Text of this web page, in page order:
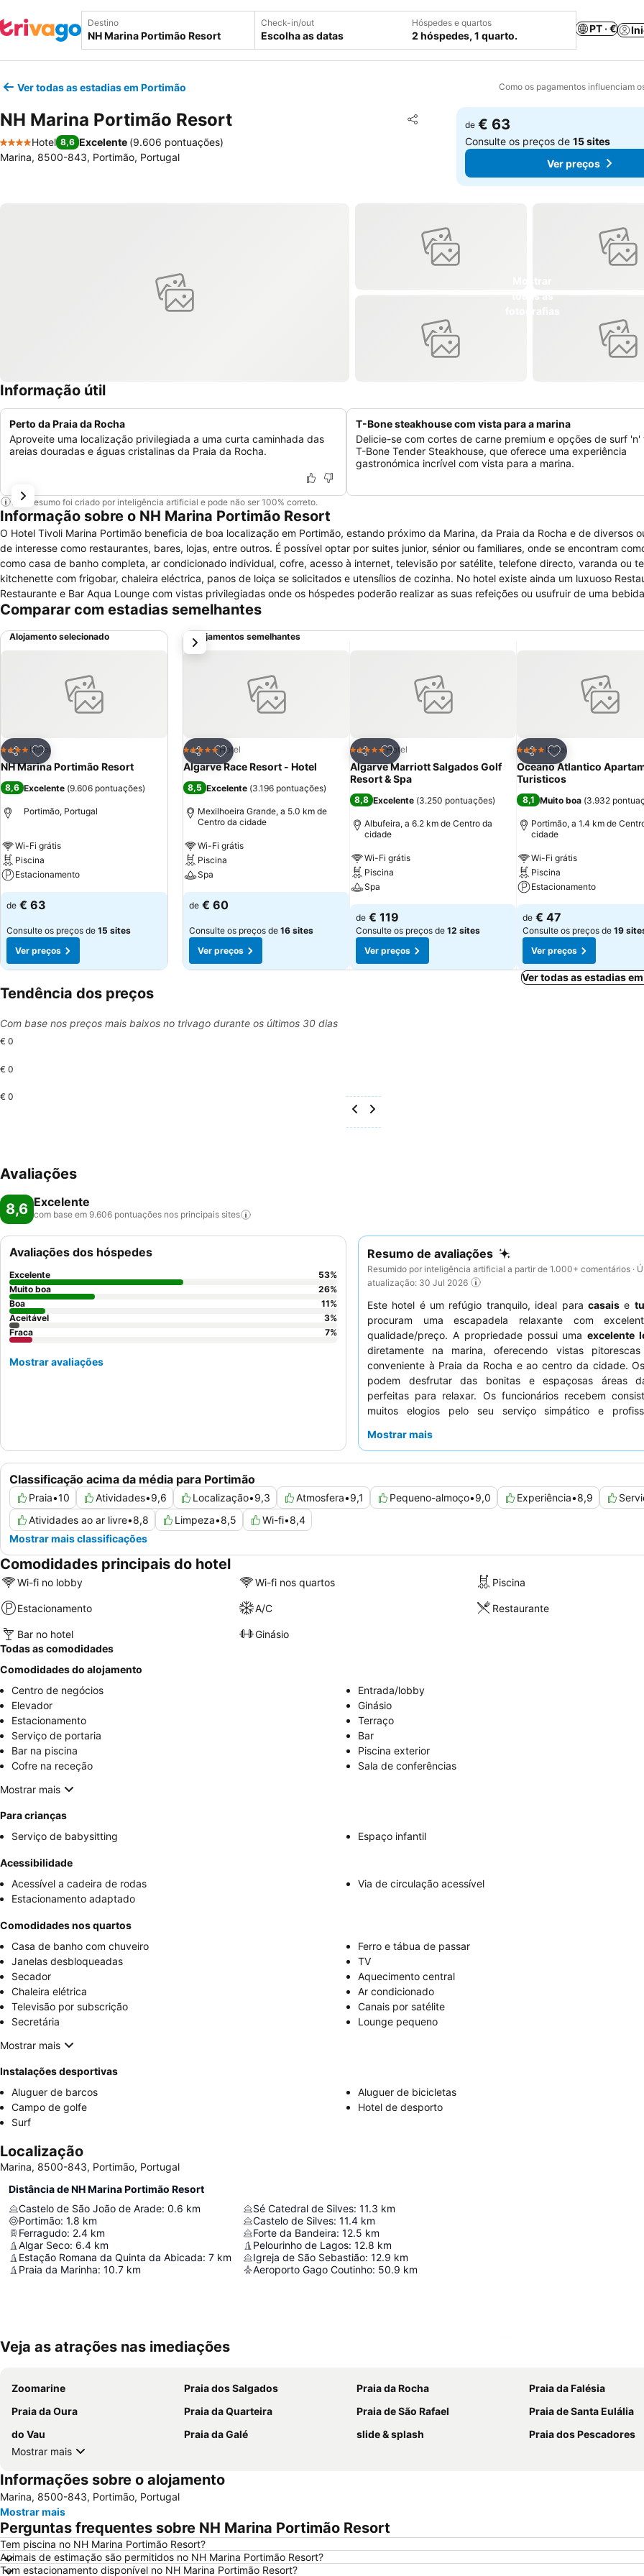
Destino Check-in/out
Escolha as datas
Hóspedes e quartos
2 hóspedes, 1 quarto.
PT · €
Ver todas as estadias em Portimão Como os pagamentos influenciam
NH Marina Portimão Resort Partilhar
Adicionar aos favoritos
4 Estrelas
Hotel 8,6 Excelente (9.606 pontuações)
Marina, 8500-843, Portimão, Portugal
de € 63
Consulte os preços de15 sites
Ver preços
Informação útil
Perto da Praia da Rocha
Aproveite uma localização privilegiada a uma curta caminhada das
areias douradas e águas cristalinas da Praia da Rocha.
T-Bone steakhouse com vista para a marina
Delicie-se com cortes de carne premium e opções de surf 'n'
T-Bone Tender Steakhouse, que oferece uma experiência
gastronómica incrível com vista para a marina.
Este resumo foi criado por inteligência artificial e pode não ser 100% correto.
Informação sobre o NH Marina Portimão Resort
O Hotel Tivoli Marina Portimão beneficia de boa localização em Portimão, estando próximo da Marina, da Praia da Rocha e de diversos
de interesse como restaurantes, bares, lojas, entre outros. É possível optar por suites junior, sénior ou familiares, onde se encontram
como casa de banho completa, ar condicionado individual, cofre, acesso à internet, televisão por satélite, telefone directo, varanda ou
kitchenette com frigobar, chaleira eléctrica, panos de loiça se solicitados e utensílios de cozinha. No hotel existe ainda um luxuoso
Restaurante e Bar Aqua Lounge com vistas privilegiadas onde os hóspedes poderão realizar as suas refeições ou usufruir de uma
hóspedes poderão ainda usufruir de outras comodidades e serviços no hotel como business center, serviços de T/Experiences, parque de
ginásio e praia em frente ao hotel.
Comparar com estadias semelhantes
Alojamento selecionado
Partilhar
Adicionar aos favoritos
4 EstrelasHotel
NH Marina Portimão Resort
8,6 Excelente (9.606 pontuações)
Portimão, Portugal
Wi-Fi grátis
Piscina
Estacionamento
de € 63
Consulte os preços de 15 sites
Ver preços
Alojamentos semelhantes
Partilhar
Adicionar aos favoritos
5 EstrelasHotel
Algarve Race Resort - Hotel
8,5 Excelente (3.196 pontuações)
Mexilhoeira Grande, a 5.0 km de
Centro da cidade
Wi-Fi grátis
Piscina
Spa
de € 60
Consulte os preços de 16 sites
Ver preços
Partilhar
Adicionar aos favoritos
5 EstrelasHotel
Algarve Marriott Salgados Golf
Resort & Spa
8,8 Excelente (3.250 pontuações)
Albufeira, a 6.2 km de Centro da
cidade
Wi-Fi grátis
Piscina
Spa
de € 119
Consulte os preços de 12 sites
Ver preços
Partilhar
Adicionar aos
4 EstrelasHotel
Oceano Atlantico
Turisticos
8,1 Muito boa (3.932
Portimão, a 1.4 km de
cidade
Wi-Fi grátis
Piscina
Estacionamento
de € 47
Consulte os preços de 19
Ver preços
próximo
Ver todas as estadias
Tendência dos preços
Com base nos preços mais baixos no trivago durante os últimos 30 dias
€ 0
€ 0
€ 0
Avaliações
8,6 Excelente
com base em 9.606 pontuações nos principais sites
Resumo de avaliações
Resumido por inteligência artificial a partir de 1.000+ comentários ·
atualização: 30 Jul 2026
Este hotel é um refúgio tranquilo, ideal para casaise
procuram uma escapadela relaxante com
qualidade/preço. A propriedade possui umaexcelente
diretamente na marina, oferecendo vistas
conveniente à Praia da Rocha e ao centro da cidade.
podem desfrutar das bonitas e espaçosas áreas
perfeitas para relaxar. Os funcionários recebem
muitos elogios pelo seu serviço simpático e
uma experiência verdadeiramente serena, considere
Mostrar mais
Classificação acima da média para Portimão
Praia•10 Atividades•9,6 Localização•9,3 Atmosfera•9,1 Pequeno-almoço•9,0 Experiência•8,9
Atividades ao ar livre•8,8 Limpeza•8,5 Wi-fi•8,4
Mostrar mais classificações
Avaliações dos hóspedes
Excelente 53%
Muito boa
26%
Boa
11%
Aceitável
3%
Fraca
7%
Mostrar avaliações
Comodidades principais do hotel
Wi-fi no lobby Wi-fi nos quartos Piscina
Estacionamento A/C Restaurante
Bar no hotel
Ginásio
Todas as comodidades
Comodidades do alojamento
Centro de negócios
Entrada/lobby
Elevador
Ginásio
Estacionamento
Terraço
Serviço de portaria
Bar
Bar na piscina
Piscina exterior
Cofre na receção
Sala de conferências
Mostrar mais
Para crianças
Serviço de babysitting
Espaço infantil
Acessibilidade
Acessível a cadeira de rodas
Via de circulação acessível
Estacionamento adaptado
Comodidades nos quartos
Casa de banho com chuveiro
Ferro e tábua de passar
Janelas desbloqueadas
TV
Secador
Aquecimento central
Chaleira elétrica
Ar condicionado
Televisão por subscrição
Canais por satélite
Secretária
Lounge pequeno
Mostrar mais
Instalações desportivas
Aluguer de barcos
Aluguer de bicicletas
Campo de golfe
Hotel de desporto
Surf
Localização
Marina, 8500-843, Portimão, Portugal
Distância de NH Marina Portimão Resort
Castelo de São João de Arade: 0.6 km
Portimão: 1.8 km
Ferragudo: 2.4 km
Algar Seco: 6.4 km
Estação Romana da Quinta da Abicada: 7 km
Praia da Marinha: 10.7 km
Sé Catedral de Silves: 11.3 km
Castelo de Silves: 11.4 km
Forte da Bandeira: 12.5 km
Pelourinho de Lagos: 12.8 km
Igreja de São Sebastião: 12.9 km
Aeroporto Gago Coutinho: 50.9 km
Veja as atrações nas imediações
Zoomarine Praia dos Salgados Praia da Rocha
Praia da Falésia
Praia da Oura
Praia da Quarteira Praia de São Rafael
Praia de Santa Eulália
do Vau
Praia da Galé slide & splash
Praia dos Pescadores
Mostrar mais
Informações sobre o alojamento
Marina, 8500-843, Portimão, Portugal
Mostrar mais
Perguntas frequentes sobre NH Marina Portimão Resort
Tem piscina no NH Marina Portimão Resort?
Animais de estimação são permitidos no NH Marina Portimão Resort?
Tem estacionamento disponível no NH Marina Portimão Resort?